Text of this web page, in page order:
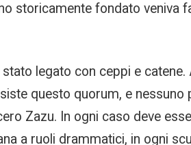
storicamente fondato veniva
legato con ceppi e catene.
questo quorum, e
Zazu. In ogni caso deve
a ruoli drammatici, in ogni